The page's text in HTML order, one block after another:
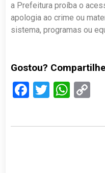
a Prefeitura proíba o
apologia ao crime ou
sistema, programas ou
Gostou?
Facebook
Twitter